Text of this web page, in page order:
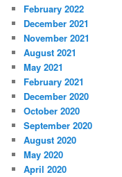
February 2022
December 2021
November 2021
August 2021
May 2021
February 2021
December 2020
October 2020
September 2020
August 2020
May 2020
April 2020